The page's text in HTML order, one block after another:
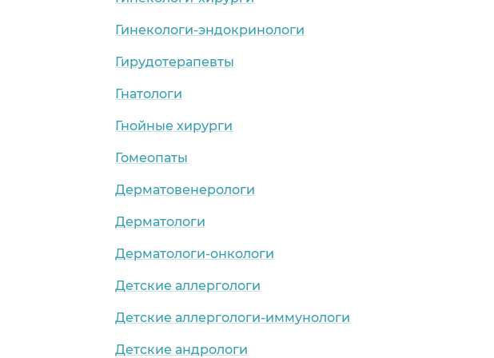
Гинекологи-эндокринологи
Гирудотерапевты
Гнатологи
Гнойные хирурги
Гомеопаты
Дерматовенерологи
Дерматологи
Дерматологи-онкологи
Детские аллергологи
Детские аллергологи-иммунологи
Детские андрологи